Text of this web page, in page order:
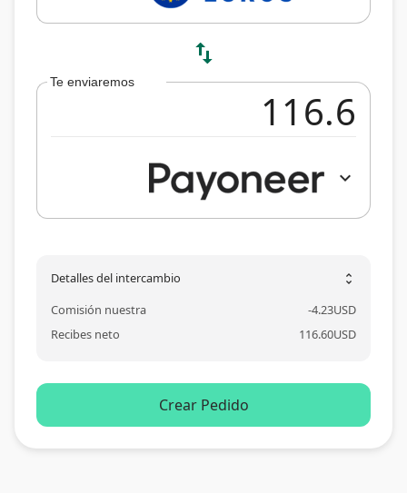
swap_vert
Te enviaremos
expand_more
Detalles del intercambio unfold_more
Comisión nuestra -4.23USD
Recibes neto
116.60USD
Crear Pedido